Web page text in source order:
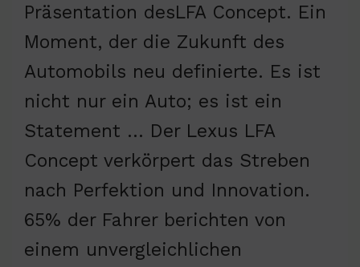
Präsentation desLFA Concept. Ein
Moment, der die Zukunft des
Automobils neu definierte. Es ist
nicht nur ein Auto; es ist ein
Statement … Der Lexus LFA
Concept verkörpert das Streben
nach Perfektion und Innovation.
65% der Fahrer berichten von
einem unvergleichlichen